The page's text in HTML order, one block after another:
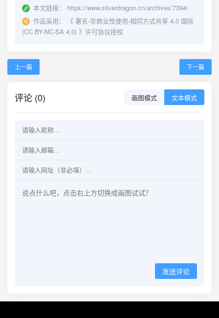
本文链接：
https://www.silverdragon.cn/archives/7394/
作品采用：
《 署名-非商业性使用-相同方式共享 4.0 国际
(CC BY-NC-SA 4.0) 》许可协议授权
上一篇 下一篇
评论 (0) 画图模式 文本模式
发送评论